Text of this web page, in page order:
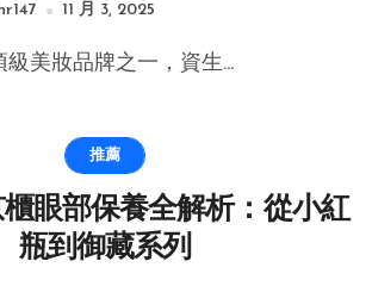
11 月 3, 2025
級美妝品牌之一，資生...
推薦
眼部保養全解析：從小紅
瓶到御藏系列